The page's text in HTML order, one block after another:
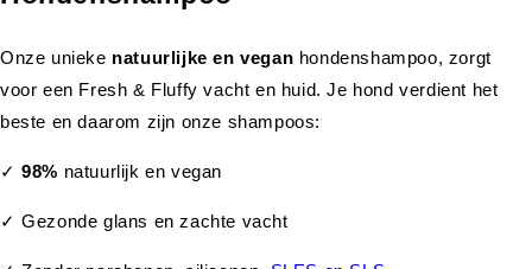
Onze unieke natuurlijke en vegan hondenshampoo, zorgt
voor een Fresh & Fluffy vacht en huid. Je hond verdient het
beste en daarom zijn onze shampoos:
✓98% natuurlijk en vegan
✓ Gezonde glans en zachte vacht